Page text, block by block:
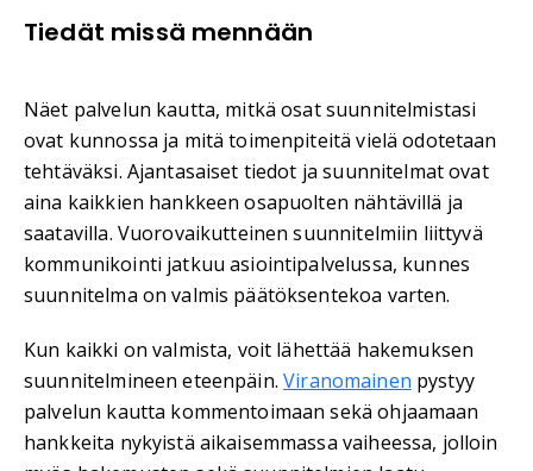
Tiedät missä mennään
Näet palvelun kautta, mitkä osat suunnitelmistasi
ovat kunnossa ja mitä toimenpiteitä vielä odotetaan
tehtäväksi. Ajantasaiset tiedot ja suunnitelmat ovat
aina kaikkien hankkeen osapuolten nähtävillä ja
saatavilla. Vuorovaikutteinen suunnitelmiin liittyvä
kommunikointi jatkuu asiointipalvelussa, kunnes
suunnitelma on valmis päätöksentekoa varten.
Kun kaikki on valmista, voit lähettää hakemuksen
suunnitelmineen eteenpäin.Viranomainen pystyy
palvelun kautta kommentoimaan sekä ohjaamaan
hankkeita nykyistä aikaisemmassa vaiheessa, jolloin